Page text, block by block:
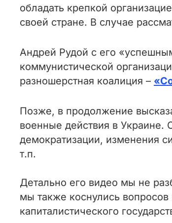
обладать крепкой
своей стране. В случае
Андрей Рудой с его
коммунистической
разношерстная коалиция –
Позже, в продолжение
военные действия в Украине.
демократизации, изменения
т.п.
Детально его видео мы не
мы также коснулись вопросов
капиталистического